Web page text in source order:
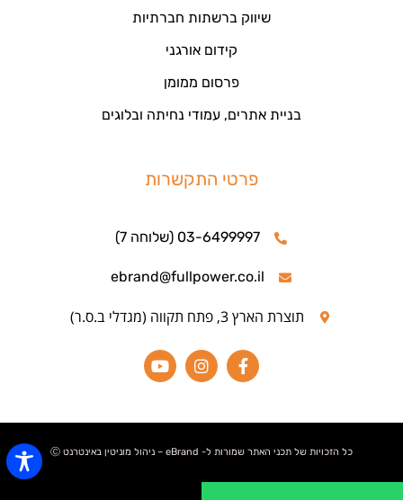
שיווק ברשתות חברתיות
קידום אורגני
פרסום ממומן
בניית אתרים, עמודי נחיתה ובלוגים
פרטי התקשרות
03-6499997 (שלוחה 7)
ebrand@fullpower.co.il
תוצרת הארץ 3, פתח תקווה (מגדלי ב.ס.ר)
כל הזכויות של תכני האתר שמורות ל- eBrand – ניהול מוניטין באינטרנט Ⓒ